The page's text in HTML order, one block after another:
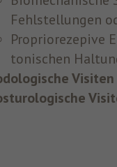
Fehlstellungen
Propriorezepive
tonischen
Visiten